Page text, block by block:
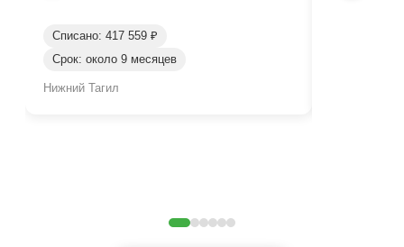
Списано: 417 559 ₽
Срок: около 9 месяцев
Нижний Тагил